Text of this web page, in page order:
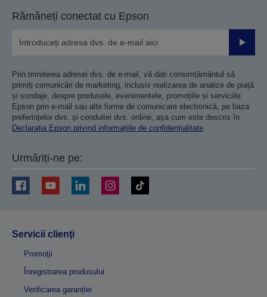
Rămâneți conectat cu Epson
Prin trimiterea adresei dvs. de e-mail, vă dați consimțământul să
primiți comunicări de marketing, inclusiv realizarea de analize de piață
și sondaje, despre produsele, evenimentele, promoțiile și serviciile
Epson prin e-mail sau alte forme de comunicare electronică, pe baza
preferințelor dvs. și conduitei dvs. online, așa cum este descris în
Declarația Epson privind informațiile de confidențialitate
Urmăriți-ne pe:
Servicii clienţi
Promoţii
Înregistrarea produsului
Verificarea garanției